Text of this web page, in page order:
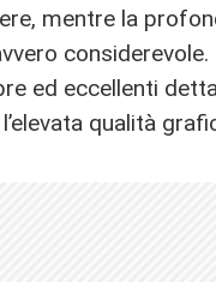
mentre la
considerevole.
ed eccellenti
qualità